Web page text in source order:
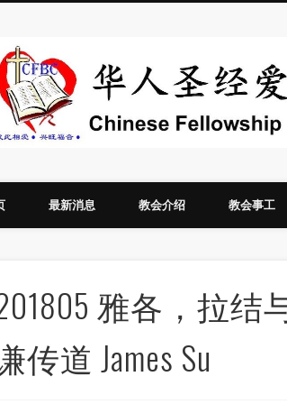
最新消息 教会介绍 教会事工
雅各，拉
传道 James Su